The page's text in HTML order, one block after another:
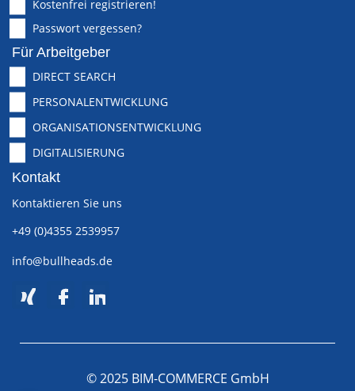
Kostenfrei registrieren!
Passwort vergessen?
Für Arbeitgeber
DIRECT SEARCH
PERSONALENTWICKLUNG
ORGANISATIONSENTWICKLUNG
DIGITALISIERUNG
Kontakt
Kontaktieren Sie uns
+49 (0)4355 2539957
info@bullheads.de
© 2025 BIM-COMMERCE GmbH